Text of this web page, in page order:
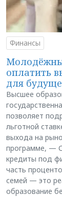
Финансы
оплатить
для
Высшее
позволяет
льготной
выхода на
программе, —
кредиты под
часть
семей — это
образование